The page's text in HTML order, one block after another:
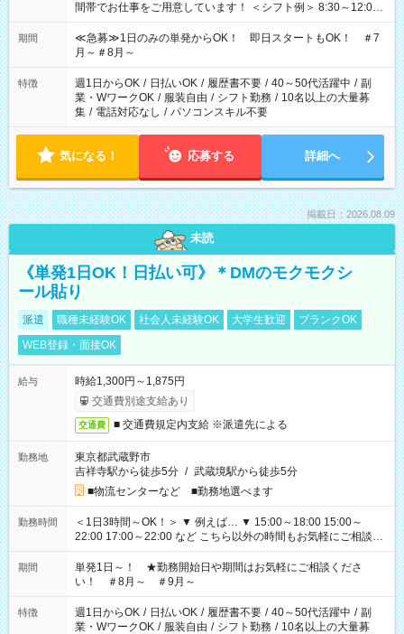
間帯でお仕事をご用意しています！ ＜シフト例＞ 8:30～12:00
17:00～22:00 13:00～22:00 22:00～翌6:00 など
期間
≪急募≫1日のみの単発からOK！ 即日スタートもOK！ ＃7
月～＃8月～
特徴 週1日からOK / 日払いOK / 履歴書不要 / 40～50代活躍中 / 副
業・WワークOK / 服装自由 / シフト勤務 / 10名以上の大量募
集 / 電話対応なし / パソコンスキル不要
気になる！ 応募する 詳細へ
掲載日：2026.08.09
未読
《単発1日OK！日払い可》＊DMのモクモクシ
ール貼り
派遣 職種未経験OK 社会人未経験OK 大学生歓迎
ブランクOK
WEB登録・面接OK
給与
時給1,300円～1,875円
交通費別途支給あり
交通費 ■ 交通費規定内支給 ※派遣先による
勤務地
東京都武蔵野市
吉祥寺駅から徒歩5分 / 武蔵境駅から徒歩5分
■物流センターなど ■勤務地選べます
勤務時間
＜1日3時間～OK！＞ ▼ 例えば… ▼ 15:00～18:00 15:00～
22:00 17:00～22:00 など こちら以外の時間もお気軽にご相談く
ださい！
期間
単発1日～！ ★勤務開始日や期間はお気軽にご相談くださ
い！ ＃8月～ ＃9月～
特徴 週1日からOK / 日払いOK / 履歴書不要 / 40～50代活躍中 / 副
業・WワークOK / 服装自由 / シフト勤務 / 10名以上の大量募